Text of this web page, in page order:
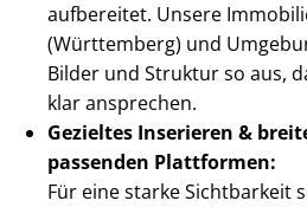
aufbereitet. Unsere
(Württemberg) und
Bilder und Struktur so aus,
klar ansprechen.
Gezieltes Inserieren &
passenden Plattformen:
Für eine starke Sichtbarkeit